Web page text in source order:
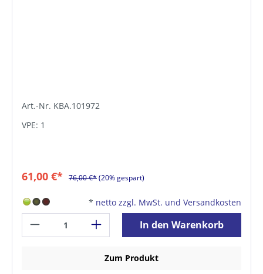
Art.-Nr. KBA.101972
VPE: 1
61,00 €* 76,00 €*(20% gespart)
* netto zzgl. MwSt. und Versandkosten
In den Warenkorb
Zum Produkt